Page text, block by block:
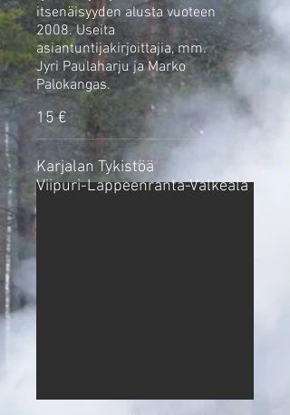
itsenäisyyden alusta vuoteen
2008. Useita
asiantuntijakirjoittajia, mm.
Jyri Paulaharju ja Marko
Palokangas.
15 €
Karjalan Tykistöä
Viipuri-Lappeenranta-Valkeala